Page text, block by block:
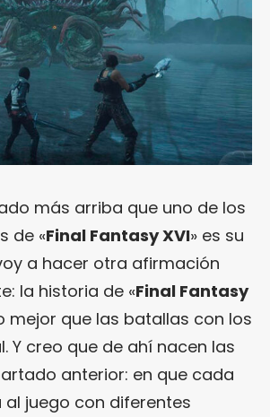
más arriba que uno de los
de «Final Fantasy XVI» es su
a hacer otra afirmación
la historia de «Final Fantasy
mejor que las batallas con los
Y creo que de ahí nacen las
anterior: en que cada
al juego con diferentes